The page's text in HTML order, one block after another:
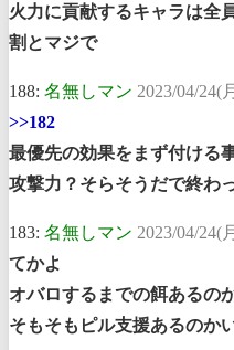
火力に貢献するキャラは全
割とマジで
188: 名無しマン 2023/04/24(
>>182
最優先の効果をまず付ける
攻撃力？そらそうだで終わ
183: 名無しマン 2023/04/24(
てかよ
オバロするまでの餌あるの
そもそもピル支援あるのか